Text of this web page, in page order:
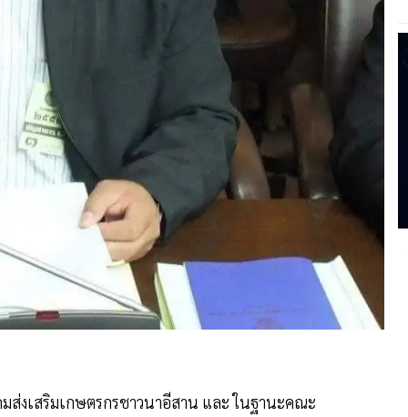
งเสริมเกษตรกรชาวนาอีสาน และ ในฐานะคณะ